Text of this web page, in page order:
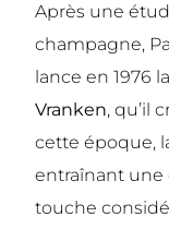
Après une
champagne,
lance en 1976
Vranken, qu’il
cette époque,
entraînant une
touche